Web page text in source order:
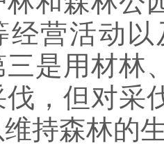
经营活动
是用材林
，但对采
持森林的